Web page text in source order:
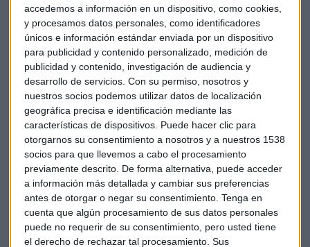
accedemos a información en un dispositivo, como cookies,
y procesamos datos personales, como identificadores
únicos e información estándar enviada por un dispositivo
para publicidad y contenido personalizado, medición de
publicidad y contenido, investigación de audiencia y
desarrollo de servicios. Con su permiso, nosotros y
nuestros socios podemos utilizar datos de localización
geográfica precisa e identificación mediante las
características de dispositivos. Puede hacer clic para
otorgarnos su consentimiento a nosotros y a nuestros 1538
socios para que llevemos a cabo el procesamiento
previamente descrito. De forma alternativa, puede acceder
a información más detallada y cambiar sus preferencias
antes de otorgar o negar su consentimiento. Tenga en
cuenta que algún procesamiento de sus datos personales
puede no requerir de su consentimiento, pero usted tiene
el derecho de rechazar tal procesamiento. Sus
Los altos cargos no especificaron qué pruebas tienen sobre
la implicación de Erdogan y su familia, una acusación que el
presidente turco negó con vehemencia.
"Turquía es el principal consumidor del petróleo robado a
sus dueños legítimos, Siria e Irak. Según la información que
hemos recibido, la cúpula política del país -el presidente
Erdogan y su familia- está implicada en este negocio
criminal", dijo el viceministro de Defensa ruso, Anatoly
Antonov.
"En Occidente nadie hace preguntas por el hecho de que el